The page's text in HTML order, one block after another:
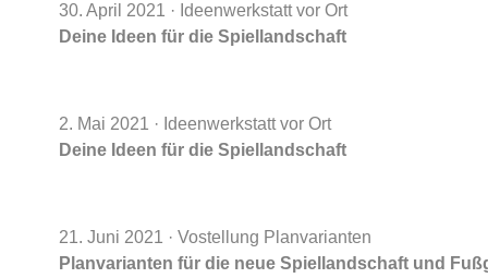
30. April 2021 · Ideenwerkstatt vor Ort
Deine Ideen für die Spiellandschaft
2. Mai 2021 · Ideenwerkstatt vor Ort
Deine Ideen für die Spiellandschaft
21. Juni 2021 · Vostellung Planvarianten
Planvarianten für die neue Spiellandschaft und